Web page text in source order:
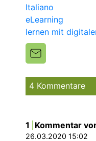
Italiano
eLearning
lernen mit
4 Kommentare
1
Kommentar
26.03.2020 15:02